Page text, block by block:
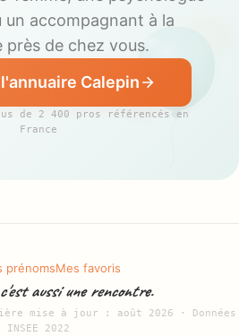
un accompagnant à la
près de chez vous.
Calepin
de 2 400 pros référencés en
France
prénomsMes favoris
aussi une rencontre.
mise à jour : août 2026 · Données
INSEE 2022